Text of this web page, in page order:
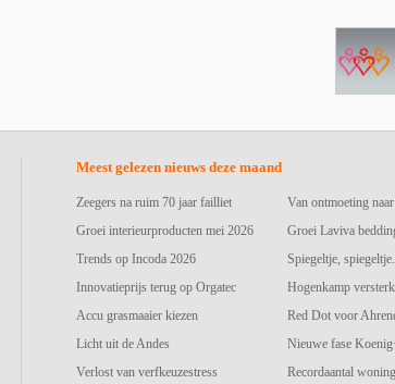
Meest gelezen nieuws deze maand
Zeegers na ruim 70 jaar failliet
Groei interieurproducten mei 2026
Trends op Incoda 2026
Innovatieprijs terug op Orgatec
Accu grasmaaier kiezen
Licht uit de Andes
Verlost van verfkeuzestress
Van ontmoeting
Groei Laviva
Spiegeltje,
Hogenkamp
Red Dot voor
Nieuwe fase
Recordaantal